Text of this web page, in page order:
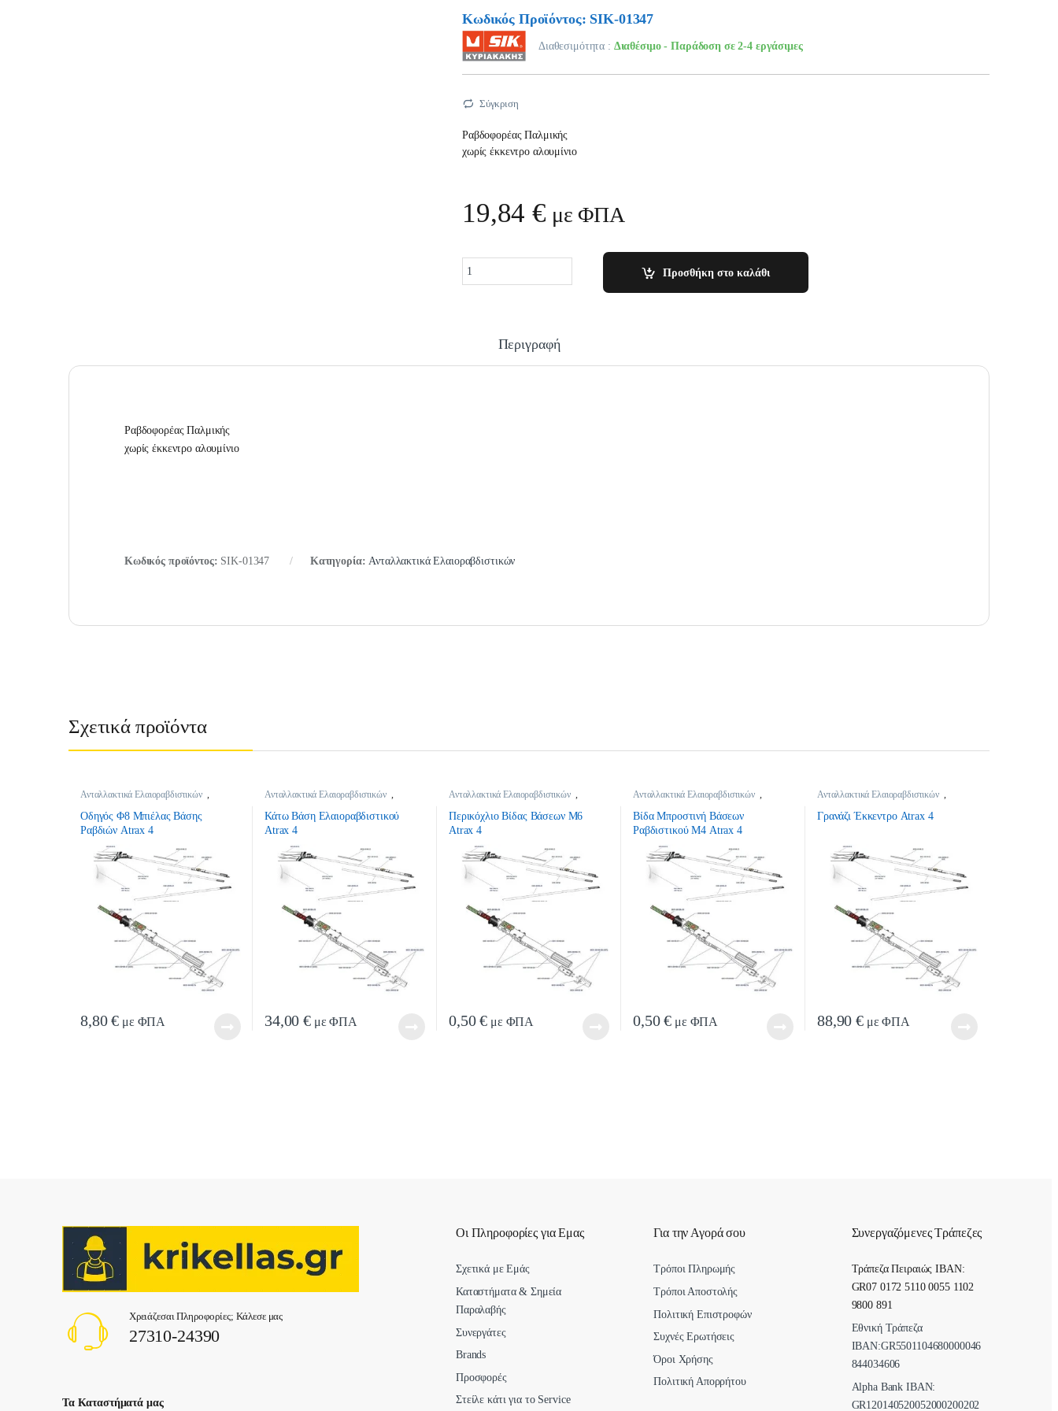
Κωδικός Προϊόντος: SIK-01347
Διαθεσιμότητα : Διαθέσιμο - Παράδοση σε 2-4 εργάσιμες
Σύγκριση
Ραβδοφορέας Παλμικής
χωρίς έκκεντρο αλουμίνιο
19,84€ με ΦΠΑ
Προσθήκη στο καλάθι
Περιγραφή
Ραβδοφορέας Παλμικής
χωρίς έκκεντρο αλουμίνιο
Κωδικός προϊόντος: SIK-01347 Κατηγορία:Ανταλλακτικά Ελαιοραβδιστικών
Σχετικά προϊόντα
Ανταλλακτικά Ελαιοραβδιστικών ,
Οδηγός Φ8 Μπιέλας Βάσης
Ραβδιών Atrax 4
8,80€ με ΦΠΑ
Ανταλλακτικά Ελαιοραβδιστικών ,
Κάτω Βάση Ελαιοραβδιστικού
Atrax 4
34,00€ με ΦΠΑ
Ανταλλακτικά Ελαιοραβδιστικών ,
Περικόχλιο Βίδας Βάσεων Μ6
Atrax 4
0,50€ με ΦΠΑ
Ανταλλακτικά Ελαιοραβδιστικών ,
Βίδα Μπροστινή Βάσεων
Ραβδιστικού Μ4 Atrax 4
0,50€ με ΦΠΑ
Ανταλλακτικά Ελαιοραβδιστικών ,
Γρανάζι Έκκεντρο Atrax 4
88,90€ με ΦΠΑ
Χρειάζεσαι Πληροφορίες; Κάλεσε μας
27310-24390
Τα Καταστήματά μας
Οι Πληροφορίες για Εμας
Σχετικά με Εμάς
Καταστήματα & Σημεία
Παραλαβής
Συνεργάτες
Brands
Προσφορές
Στείλε κάτι για το Service
Για την Αγορά σου
Τρόποι Πληρωμής
Τρόποι Αποστολής
Πολιτική Επιστροφών
Συχνές Ερωτήσεις
Όροι Χρήσης
Πολιτική Απορρήτου
Συνεργαζόμενες Τράπεζες
Τράπεζα Πειραιώς IBAN:
GR07 0172 5110 0055 1102
9800 891
Εθνική Τράπεζα
ΙΒΑΝ:GR5501104680000046
844034606
Alpha Bank ΙΒΑΝ:
GR120140520052000200202